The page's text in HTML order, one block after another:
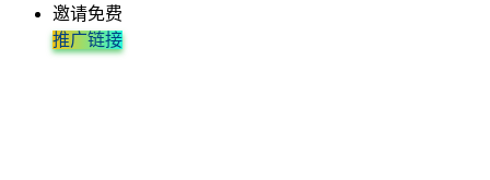
邀请免费
推广链接